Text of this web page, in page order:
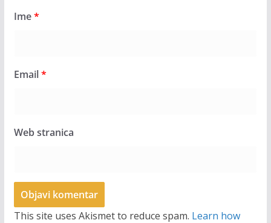
Ime*
Email*
Web stranica
This site uses Akismet to reduce spam. Learn how